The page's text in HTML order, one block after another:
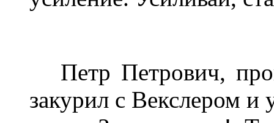
Петр Петрович,
закурил с Векслером и